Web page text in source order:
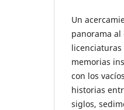
Un
panorama
licenciaturas
memorias
con los
historias
siglos,